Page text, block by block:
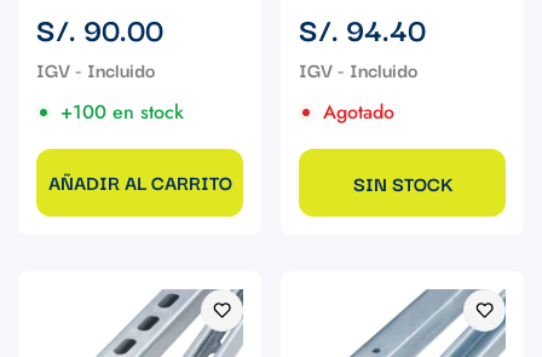
Precio
regular
S/. 90.00
+100 en stock
AÑADIR AL CARRITO
Precio
regular
S/. 94.40
Agotado
SIN STOCK